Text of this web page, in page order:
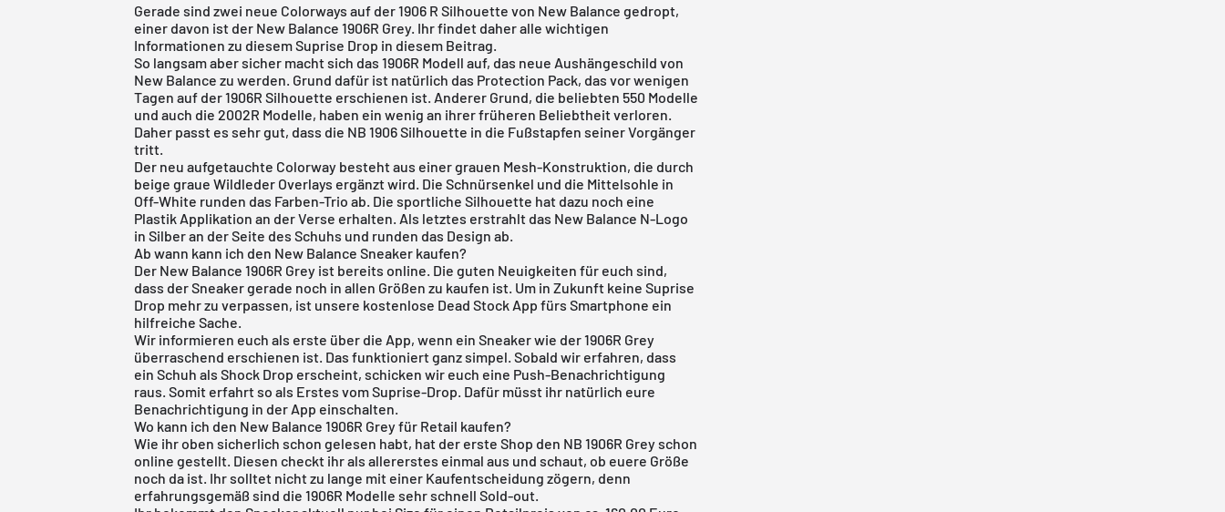
Gerade sind zwei neue Colorways auf der 1906 R Silhouette von New Balance gedropt,
einer davon ist der New Balance 1906R Grey. Ihr findet daher alle wichtigen
Informationen zu diesem Suprise Drop in diesem Beitrag.
So langsam aber sicher macht sich das 1906R Modell auf, das neue Aushängeschild von
New Balance zu werden. Grund dafür ist natürlich das Protection Pack, das vor wenigen
Tagen auf der 1906R Silhouette erschienen ist. Anderer Grund, die beliebten 550 Modelle
und auch die 2002R Modelle, haben ein wenig an ihrer früheren Beliebtheit verloren.
Daher passt es sehr gut, dass die NB 1906 Silhouette in die Fußstapfen seiner Vorgänger
tritt.
Der neu aufgetauchte Colorway besteht aus einer grauen Mesh-Konstruktion, die durch
beige graue Wildleder Overlays ergänzt wird. Die Schnürsenkel und die Mittelsohle in
Off-White runden das Farben-Trio ab. Die sportliche Silhouette hat dazu noch eine
Plastik Applikation an der Verse erhalten. Als letztes erstrahlt das New Balance N-Logo
in Silber an der Seite des Schuhs und runden das Design ab.
Ab wann kann ich den New Balance Sneaker kaufen?
Der New Balance 1906R Grey ist bereits online. Die guten Neuigkeiten für euch sind,
dass der Sneaker gerade noch in allen Größen zu kaufen ist. Um in Zukunft keine Suprise
Drop mehr zu verpassen, ist unsere kostenlose Dead Stock App fürs Smartphone ein
hilfreiche Sache.
Wir informieren euch als erste über die App, wenn ein Sneaker wie der 1906R Grey
überraschend erschienen ist. Das funktioniert ganz simpel. Sobald wir erfahren, dass
ein Schuh als Shock Drop erscheint, schicken wir euch eine Push-Benachrichtigung
raus. Somit erfahrt so als Erstes vom Suprise-Drop. Dafür müsst ihr natürlich eure
Benachrichtigung in der App einschalten.
Wo kann ich den New Balance 1906R Grey für Retail kaufen?
Wie ihr oben sicherlich schon gelesen habt, hat der erste Shop den NB 1906R Grey schon
online gestellt. Diesen checkt ihr als allererstes einmal aus und schaut, ob euere Größe
noch da ist. Ihr solltet nicht zu lange mit einer Kaufentscheidung zögern, denn
erfahrungsgemäß sind die 1906R Modelle sehr schnell Sold-out.